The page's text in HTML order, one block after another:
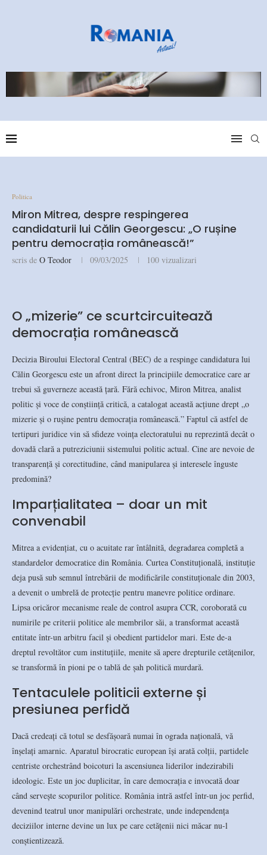
Politica
Miron Mitrea, despre respingerea
candidaturii lui Călin Georgescu: „O rușine
pentru democrația românească!”
scris de O Teodor 09/03/2025 100 vizualizari
O „mizerie” ce scurtcircuitează
democrația românească
Decizia Biroului Electoral Central (BEC) de a respinge candidatura lui
Călin Georgescu este un afront direct la principiile democratice care ar
trebui să guverneze această țară. Fără echivoc, Miron Mitrea, analist
politic și voce de conștiință critică, a catalogat această acțiune drept „o
mizerie și o rușine pentru democrația românească.” Faptul că astfel de
tertipuri juridice vin să sfideze voința electoratului nu reprezintă decât o
dovadă clară a putreziciunii sistemului politic actual. Cine are nevoie de
transparență și corectitudine, când manipularea și interesele înguste
predomină?
Imparțialitatea – doar un mit
convenabil
Mitrea a evidențiat, cu o acuitate rar întâlnită, degradarea completă a
standardelor democratice din România. Curtea Constituțională, instituție
deja pusă sub semnul întrebării de modificările constituționale din 2003,
a devenit o umbrelă de protecție pentru manevre politice ordinare.
Lipsa oricăror mecanisme reale de control asupra CCR, coroborată cu
numirile pe criterii politice ale membrilor săi, a transformat această
entitate într-un arbitru facil și obedient partidelor mari. Este de-a
dreptul revoltător cum instituțiile, menite să apere drepturile cetățenilor,
se transformă în pioni pe o tablă de șah politică murdară.
Tentaculele politicii externe și
presiunea perfidă
Dacă credeați că totul se desfășoară numai în ograda națională, vă
înșelați amarnic. Aparatul birocratic european își arată colții, partidele
centriste orchestrând boicoturi la ascensiunea liderilor indezirabili
ideologic. Este un joc duplicitar, în care democrația e invocată doar
când servește scopurilor politice. România intră astfel într-un joc perfid,
devenind teatrul unor manipulări orchestrate, unde independența
deciziilor interne devine un lux pe care cetățenii nici măcar nu-l
conștientizează.